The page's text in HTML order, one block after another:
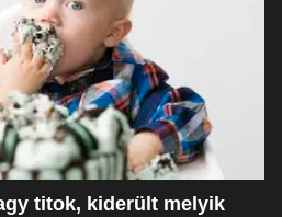
titok, kiderült melyik